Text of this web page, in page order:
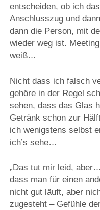
entscheiden, ob ich
Anschlusszug und
dann die Person, mit
wieder weg ist.
weiß…
Nicht dass ich falsch
gehöre in der Regel
sehen, dass das Glas
Getränk schon zur
ich wenigstens selbst
ich’s sehe…
„Das tut mir leid,
dass man für einen
nicht gut läuft, aber
zugesteht – Gefühle